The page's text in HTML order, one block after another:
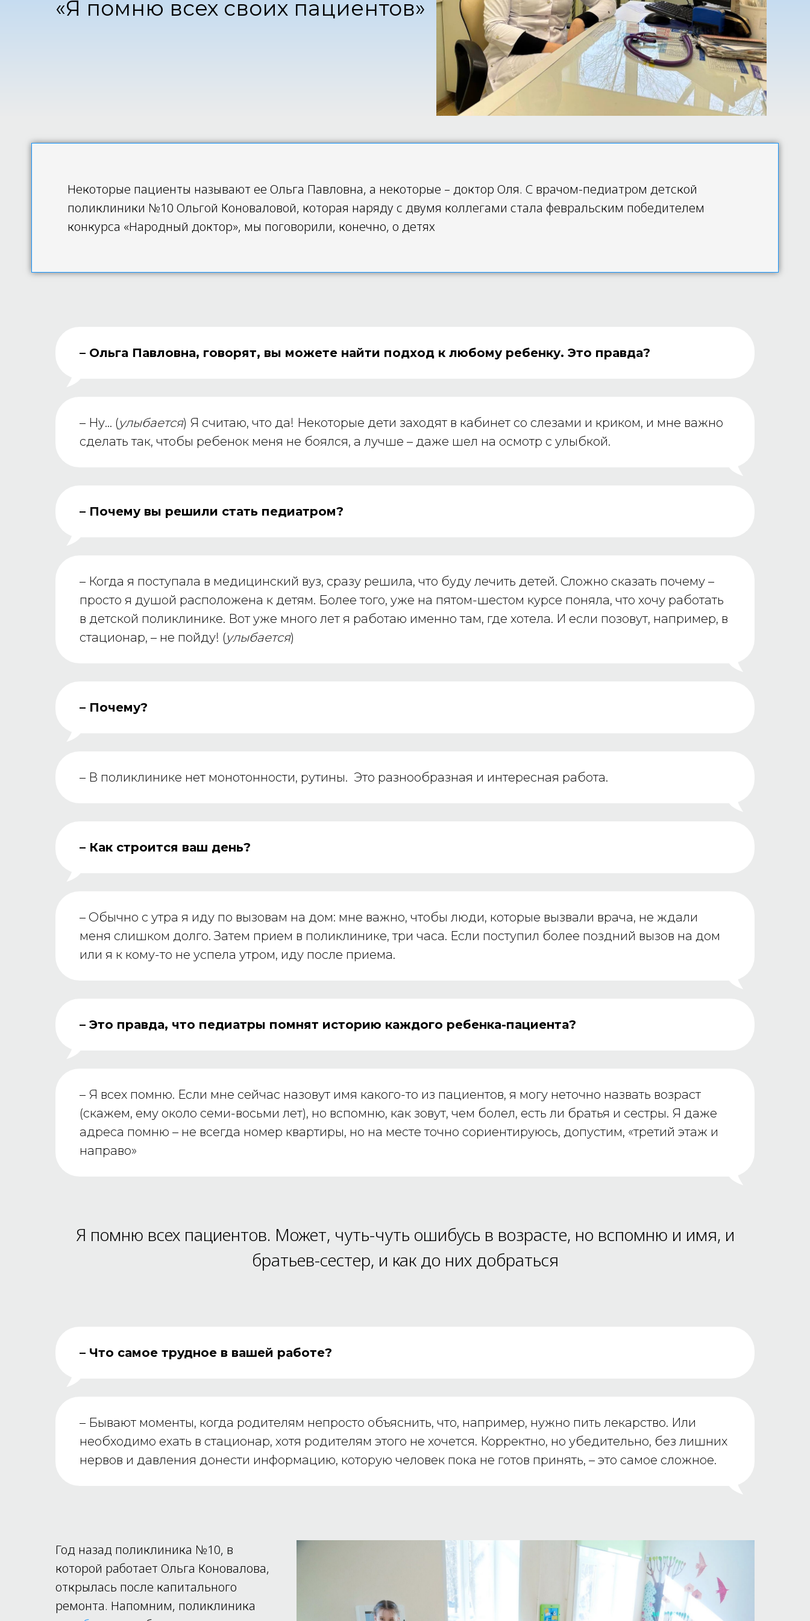
«Я помню всех своих пациентов»
Некоторые пациенты называют ее Ольга Павловна, а некоторые – доктор Оля. С врачом-педиатром детской
поликлиники №10 Ольгой Коноваловой, которая наряду с двумя коллегами стала февральским победителем
конкурса «Народный доктор», мы поговорили, конечно, о детях
– Ольга Павловна, говорят, вы можете найти подход к любому ребенку. Это правда?
– Ну… (улыбается) Я считаю, что да! Некоторые дети заходят в кабинет со слезами и криком, и мне важно
сделать так, чтобы ребенок меня не боялся, а лучше – даже шел на осмотр с улыбкой.
– Почему вы решили стать педиатром?
– Когда я поступала в медицинский вуз, сразу решила, что буду лечить детей. Сложно сказать почему –
просто я душой расположена к детям. Более того, уже на пятом-шестом курсе поняла, что хочу работать
в детской поликлинике. Вот уже много лет я работаю именно там, где хотела. И если позовут, например, в
стационар, – не пойду! (улыбается)
– Почему?
– В поликлинике нет монотонности, рутины. Это разнообразная и интересная работа.
– Как строится ваш день?
– Обычно с утра я иду по вызовам на дом: мне важно, чтобы люди, которые вызвали врача, не ждали
меня слишком долго. Затем прием в поликлинике, три часа. Если поступил более поздний вызов на дом
или я к кому-то не успела утром, иду после приема.
– Это правда, что педиатры помнят историю каждого ребенка-пациента?
– Я всех помню. Если мне сейчас назовут имя какого-то из пациентов, я могу неточно назвать возраст
(скажем, ему около семи-восьми лет), но вспомню, как зовут, чем болел, есть ли братья и сестры. Я даже
адреса помню – не всегда номер квартиры, но на месте точно сориентируюсь, допустим, «третий этаж и
направо»
Я помню всех пациентов. Может, чуть-чуть ошибусь в возрасте, но вспомню и имя, и
братьев-сестер, и как до них добраться
– Что самое трудное в вашей работе?
– Бывают моменты, когда родителям непросто объяснить, что, например, нужно пить лекарство. Или
необходимо ехать в стационар, хотя родителям этого не хочется. Корректно, но убедительно, без лишних
нервов и давления донести информацию, которую человек пока не готов принять, – это самое сложное.
Год назад поликлиника №10, в
которой работает Ольга Коновалова,
открылась после капитального
ремонта. Напомним, поликлиника